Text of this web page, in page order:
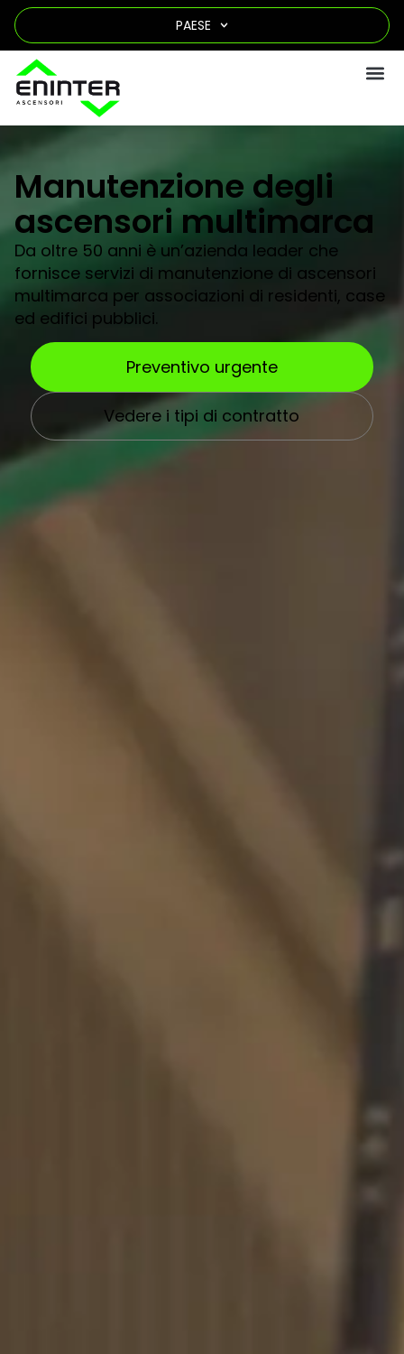
PAESE
Manutenzione degli
ascensori multimarca
Da oltre 50 anni è un’azienda leader che
fornisce servizi di manutenzione di ascensori
multimarca per associazioni di residenti, case
ed edifici pubblici.
Preventivo urgente
Vedere i tipi di contratto